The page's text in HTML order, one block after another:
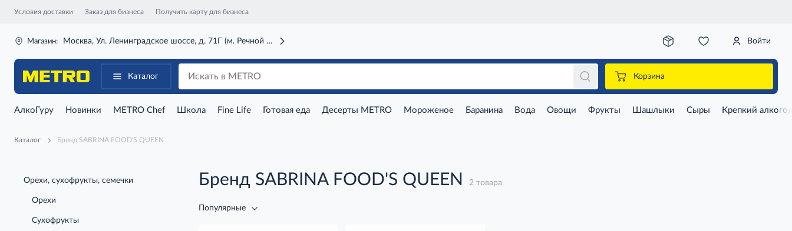
Условия доставки Заказ для бизнеса Получить карту для бизнеса
Магазин: Москва, Ул. Ленинградское шоссе, д. 71Г (м. Речной вокзал) Войти
Каталог Корзина
АлкоГуру Новинки METRO Chef Школа Fine Life Готовая еда Десерты METRO Мороженое Баранина Вода Овощи Фрукты Шашлыки Сыры Крепкий
Каталог Бренд SABRINA FOOD'S QUEEN
Орехи, сухофрукты, семечки
Орехи
Сухофрукты
Бренд SABRINA FOOD'S QUEEN 2 товара
Популярные